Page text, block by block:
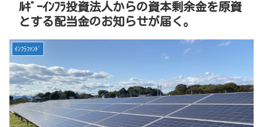
ﾙｷﾞｰｲﾝﾌﾗ投資法人からの資本剰余金を原資
とする配当金のお知らせが届く。
ｲﾝﾌﾗﾌｧﾝﾄﾞ